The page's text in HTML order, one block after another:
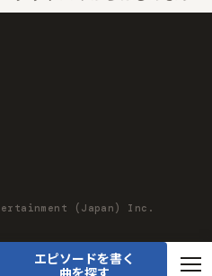
エピソードを書く
曲を探す
(Japan) Inc.